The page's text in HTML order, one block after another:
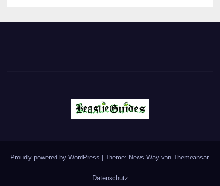
Proudly powered by WordPress Theme: News Way von Themeansar.
Datenschutz